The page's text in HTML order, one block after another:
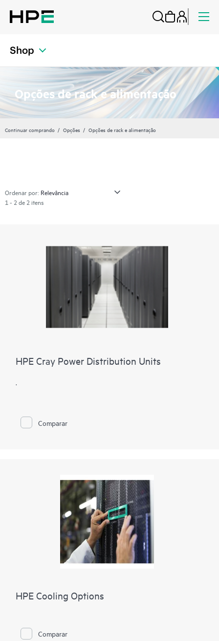
Shop
Opções de rack e alimentação
Continuar comprando Opções Opções de rack e alimentação
Ordenar por:
1 - 2 de 2 itens
HPE Cray Power Distribution Units
.
Comparar
HPE Cooling Options
Comparar